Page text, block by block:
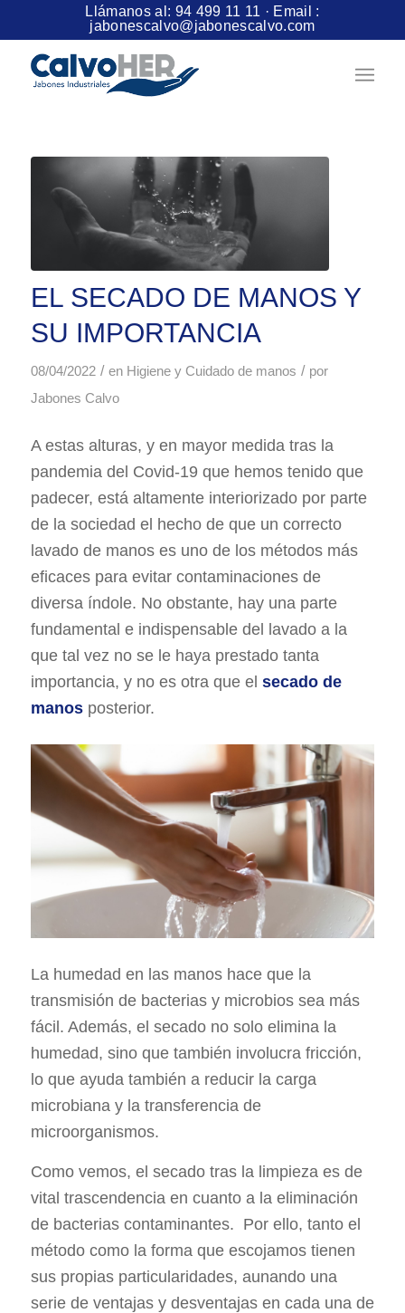
Llámanos al: 94 499 11 11 · Email :
jabonescalvo@jabonescalvo.com
EL SECADO DE MANOS Y
SU IMPORTANCIA
08/04/2022 / en Higiene y Cuidado de manos / por
Jabones Calvo
A estas alturas, y en mayor medida tras la
pandemia del Covid-19 que hemos tenido que
padecer, está altamente interiorizado por parte
de la sociedad el hecho de que un correcto
lavado de manos es uno de los métodos más
eficaces para evitar contaminaciones de
diversa índole. No obstante, hay una parte
fundamental e indispensable del lavado a la
que tal vez no se le haya prestado tanta
importancia, y no es otra que el secado de
manos posterior.
La humedad en las manos hace que la
transmisión de bacterias y microbios sea más
fácil. Además, el secado no solo elimina la
humedad, sino que también involucra fricción,
lo que ayuda también a reducir la carga
microbiana y la transferencia de
microorganismos.
Como vemos, el secado tras la limpieza es de
vital trascendencia en cuanto a la eliminación
de bacterias contaminantes. Por ello, tanto el
método como la forma que escojamos tienen
sus propias particularidades, aunando una
serie de ventajas y desventajas en cada una de